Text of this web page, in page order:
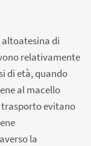
altoatesina di
relativamente
di età, quando
al macello
trasporto evitano
la